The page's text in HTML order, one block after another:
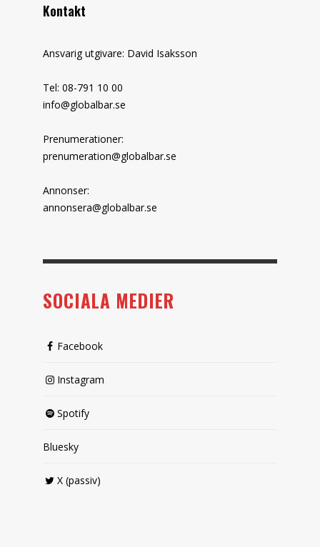
Kontakt
Ansvarig utgivare: David Isaksson
Tel: 08-791 10 00
info@globalbar.se
Prenumerationer:
prenumeration@globalbar.se
Annonser:
annonsera@globalbar.se
SOCIALA MEDIER
Facebook
Instagram
Spotify
Bluesky
X (passiv)